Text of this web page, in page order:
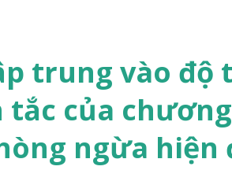
Bảo trì dự đoán (Predictive
(Condition-based
CBM (Condition-Based
trung vào độ
tắc của
ngừa hiện